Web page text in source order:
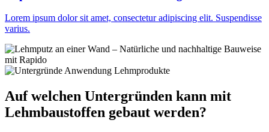
Lorem ipsum dolor sit amet, consectetur adipiscing elit. Suspendisse
varius.
Auf welchen Untergründen kann mit
Lehmbaustoffen gebaut werden?